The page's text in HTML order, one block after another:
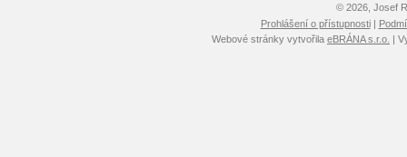
© 2026, Josef
Prohlášení o přístupnosti|
Webové stránky vytvořila eBRÁNA s.r.o. |